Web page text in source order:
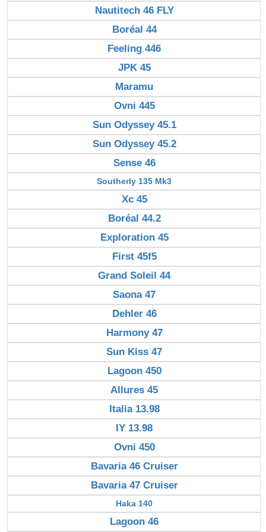
Nautitech 46 FLY
Boréal 44
Feeling 446
JPK 45
Maramu
Ovni 445
Sun Odyssey 45.1
Sun Odyssey 45.2
Sense 46
Southerly 135 Mk3
Xc 45
Boréal 44.2
Exploration 45
First 45f5
Grand Soleil 44
Saona 47
Dehler 46
Harmony 47
Sun Kiss 47
Lagoon 450
Allures 45
Italia 13.98
IY 13.98
Ovni 450
Bavaria 46 Cruiser
Bavaria 47 Cruiser
Haka 140
Lagoon 46